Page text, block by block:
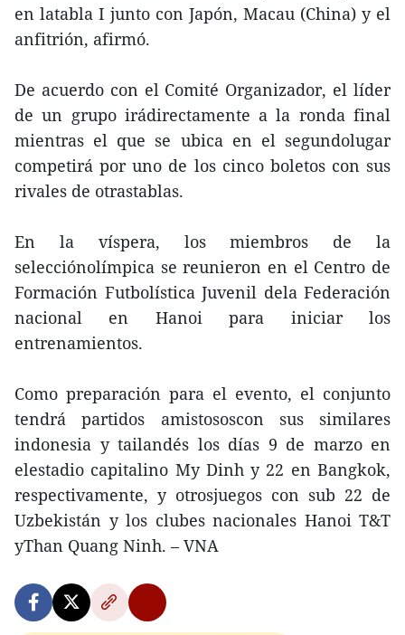
en latabla I junto con Japón, Macau (China) y el
anfitrión, afirmó.
De acuerdo con el Comité Organizador, el líder
de un grupo irádirectamente a la ronda final
mientras el que se ubica en el segundolugar
competirá por uno de los cinco boletos con sus
rivales de otrastablas.
En la víspera, los miembros de la
selecciónolímpica se reunieron en el Centro de
Formación Futbolística Juvenil dela Federación
nacional en Hanoi para iniciar los
entrenamientos.
Como preparación para el evento, el conjunto
tendrá partidos amistososcon sus similares
indonesia y tailandés los días 9 de marzo en
elestadio capitalino My Dinh y 22 en Bangkok,
respectivamente, y otrosjuegos con sub 22 de
Uzbekistán y los clubes nacionales Hanoi T&T
yThan Quang Ninh. – VNA